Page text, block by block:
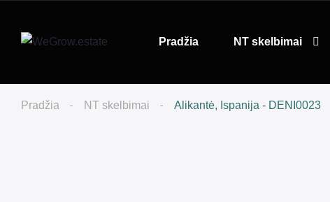
Pradžia NT skelbimai
Pradžia NT skelbimai Alikantė, Ispanija - DENI0023